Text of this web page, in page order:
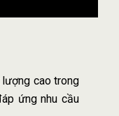
cao trong
ứng nhu cầu